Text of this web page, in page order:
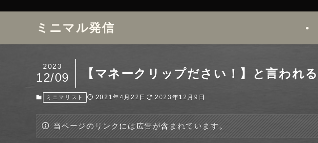
ミニマル発信
【マネークリップださい！】と言われ
2023
12/09
ミニマリスト 2021年4月22日 2023年12月9日
当ページのリンクには広告が含まれています。